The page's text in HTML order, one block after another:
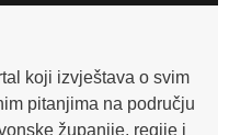
koji izvještava o svim
pitanjima na području
županije, regije i